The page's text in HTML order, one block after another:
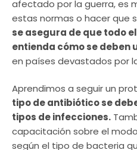
afectado por la guerra, es
estas normas o hacer que
se asegura de que todo
entienda cómo se deben
en países devastados por
Aprendimos a seguir un
tipo de antibiótico se
tipos de infecciones.
capacitación sobre el
según el tipo de bacteria